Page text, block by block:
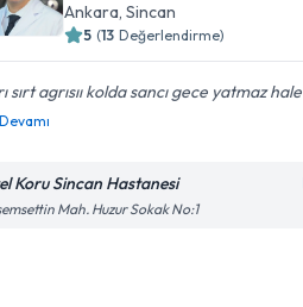
Ankara, Sincan
5 (13 Değerlendirme)
sırt agrısıı kolda sancı gece yatmaz
Devamı
Koru Sincan Hastanesi
Mah. Huzur Sokak No:1